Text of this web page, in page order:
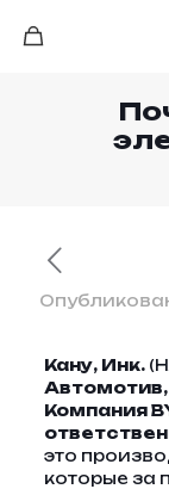
Кану, Инк.
Автомотив,
Компания
это
которые за